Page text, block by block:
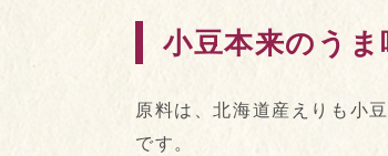
小豆本来のう
原料は、北海道産えりも小
です。